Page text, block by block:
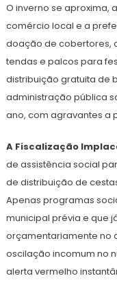
O inverno se aproxima,
comércio local e a
doação de cobertores,
tendas e palcos para
distribuição gratuita de
administração pública
ano, com agravantes a
A Fiscalização
de assistência social
de distribuição de
Apenas programas
municipal prévia e que
orçamentariamente no
oscilação incomum no
alerta vermelho